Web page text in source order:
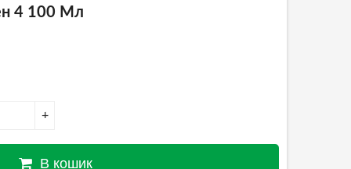
ножі
4 100 Мл
+
В кошик